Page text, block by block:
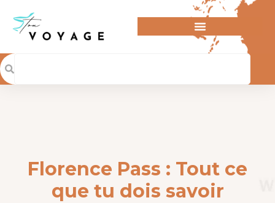
Florence Pass : Tout ce
que tu dois savoir